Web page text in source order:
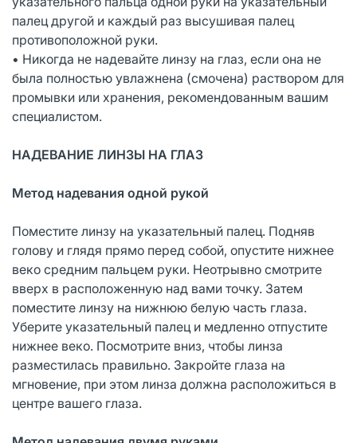
палец другой и каждый раз высушивая палец
противоположной руки.
• Никогда не надевайте линзу на глаз, если она не
была полностью увлажнена (смочена) раствором для
промывки или хранения, рекомендованным вашим
специалистом.
НАДЕВАНИЕ ЛИНЗЫ НА ГЛАЗ
Метод надевания одной рукой
Поместите линзу на указательный палец. Подняв
голову и глядя прямо перед собой, опустите нижнее
веко средним пальцем руки. Неотрывно смотрите
вверх в расположенную над вами точку. Затем
поместите линзу на нижнюю белую часть глаза.
Уберите указательный палец и медленно отпустите
нижнее веко. Посмотрите вниз, чтобы линза
разместилась правильно. Закройте глаза на
мгновение, при этом линза должна расположиться в
центре вашего глаза.